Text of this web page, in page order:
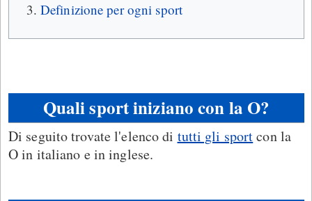
Definizione per ogni sport
Quali sport iniziano con la O?
Di seguito trovate l'elenco di tutti gli sportcon la
O in italiano e in inglese.